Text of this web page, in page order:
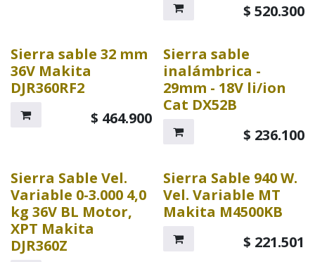
$ 520.300
Sierra sable 32 mm
36V Makita
DJR360RF2
$ 464.900
Sierra sable
inalámbrica -
29mm - 18V li/ion
Cat DX52B
$ 236.100
Sierra Sable Vel.
Variable 0-3.000 4,0
kg 36V BL Motor,
XPT Makita
DJR360Z
Sierra Sable 940 W.
Vel. Variable MT
Makita M4500KB
$ 221.501